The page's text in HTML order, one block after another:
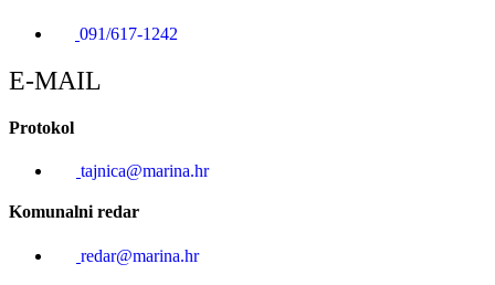
091/617-1242
E-MAIL
Protokol
tajnica@marina.hr
Komunalni redar
redar@marina.hr